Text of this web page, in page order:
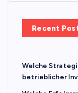
Recent
Welche
betrieblicher